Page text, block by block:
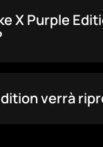
X Purple
verrà